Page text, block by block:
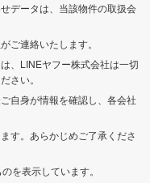
データは、当該物件の取扱会
ご連絡いたします。
、LINEヤフー株式会社は一切
さい。
自身が情報を確認し、各会社
す。あらかじめご了承くださ
を表示しています。